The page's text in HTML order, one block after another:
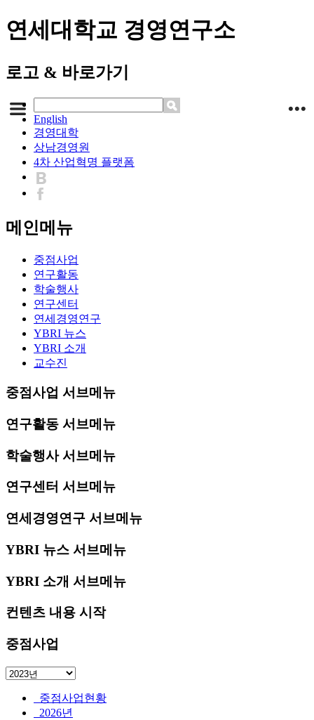
연세대학교 경영연구소
로고 & 바로가기
English
경영대학
상남경영원
4차 산업혁명 플랫폼
메인메뉴
중점사업
연구활동
학술행사
연구센터
연세경영연구
YBRI 뉴스
YBRI 소개
교수진
중점사업 서브메뉴
연구활동 서브메뉴
학술행사 서브메뉴
연구센터 서브메뉴
연세경영연구 서브메뉴
YBRI 뉴스 서브메뉴
YBRI 소개 서브메뉴
컨텐츠 내용 시작
중점사업
중점사업현황
2026년